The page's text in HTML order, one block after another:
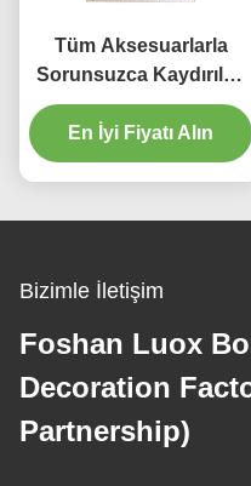
Tüm Aksesuarlarla
Sorunsuzca Kaydırılan
Alüminyum Perde Pisti
6m Perde Rayı
En İyi Fiyatı Alın
Bizimle İletişim
Foshan Luox
Decoration
Partnership)